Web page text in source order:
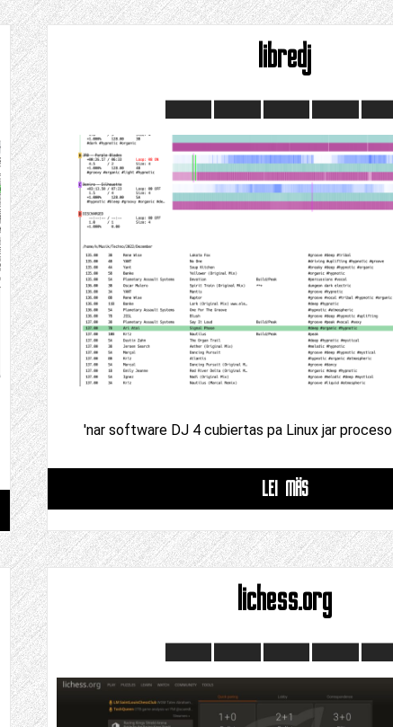
libredj
'nar software DJ 4 cubiertas pa Linux jar proceso
LEI MÄS
lichess.org